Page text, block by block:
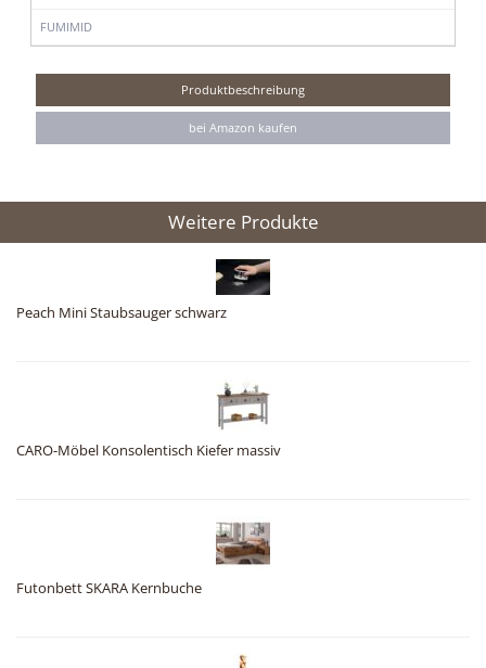
FUMIMID
Produktbeschreibung
bei Amazon kaufen
Weitere Produkte
Peach Mini Staubsauger schwarz
CARO-Möbel Konsolentisch Kiefer massiv
Futonbett SKARA Kernbuche